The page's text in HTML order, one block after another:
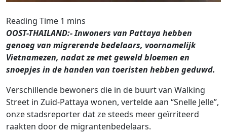
OOST-THAILAND:- Inwoners van Pattaya hebben
genoeg van migrerende bedelaars, voornamelijk
Vietnamezen, nadat ze met geweld bloemen en
snoepjes in de handen van toeristen hebben geduwd.
Verschillende bewoners die in de buurt van Walking
Street in Zuid-Pattaya wonen, vertelde aan “Snelle Jelle”,
onze stadsreporter dat ze steeds meer geïrriteerd
raakten door de migrantenbedelaars.